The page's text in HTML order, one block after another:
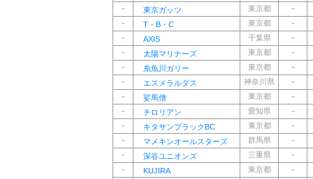
－
東京ガッツ 東京都
－
－
T・B・C 東京都
－
－
AXIS 千葉県
－
－
太陽マリナーズ 東京都
－
－
糸魚川ガリー 東京都
－
－
エスメラルダス 神奈川県
－
－
娑馬僧 東京都
－
－
チロリアン 愛知県
－
－
キタサンブラックBC 東京都
－
－
マメキンオールスターズ 群馬県
－
－
深谷ユニオンズ 三重県
－
－
KUJIRA 東京都
－